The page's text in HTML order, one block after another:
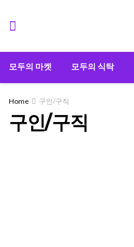
모두의 마켓 모두의 식탁
Home 구인/구직
구인/구직